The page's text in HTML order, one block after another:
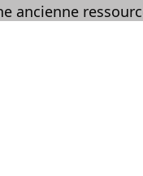
ancienne